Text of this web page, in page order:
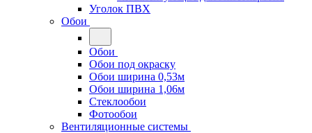
Уголок ПВХ
Обои
Обои
Обои под окраску
Обои ширина 0,53м
Обои ширина 1,06м
Стеклообои
Фотообои
Вентиляционные системы